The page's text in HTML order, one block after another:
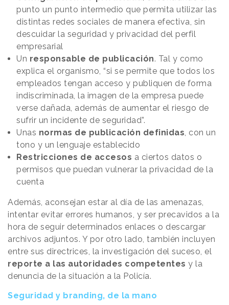
punto un punto intermedio que permita utilizar las
distintas redes sociales de manera efectiva, sin
descuidar la seguridad y privacidad del perfil
empresarial
Un responsable de publicación. Tal y como
explica el organismo, “si se permite que todos los
empleados tengan acceso y publiquen de forma
indiscriminada, la imagen de la empresa puede
verse dañada, además de aumentar el riesgo de
sufrir un incidente de seguridad”.
Unas normas de publicación definidas, con un
tono y un lenguaje establecido
Restricciones de accesos a ciertos datos o
permisos que puedan vulnerar la privacidad de la
cuenta
Además, aconsejan estar al día de las amenazas,
intentar evitar errores humanos, y ser precavidos a la
hora de seguir determinados enlaces o descargar
archivos adjuntos. Y por otro lado, también incluyen
entre sus directrices, la investigación del suceso, el
reporte a las autoridades competentes y la
denuncia de la situación a la Policía.
Seguridad y branding, de la mano